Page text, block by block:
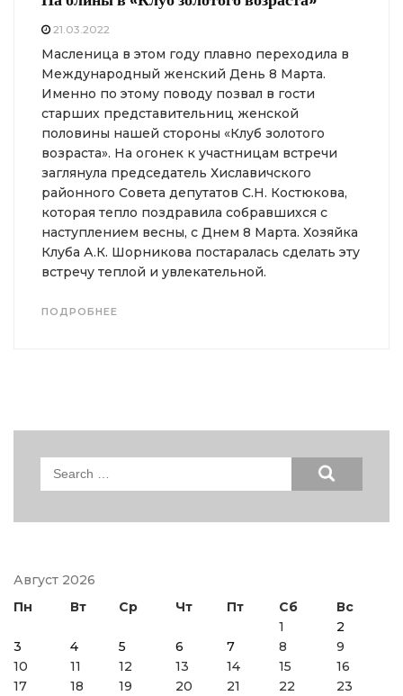
21.03.2022
Масленица в этом году плавно переходила в
Международный женский День 8 Марта.
Именно по этому поводу позвал в гости
старших представительниц женской
половины нашей стороны «Клуб золотого
возраста». На огонек к участницам встречи
заглянула председатель Хиславичского
районного Совета депутатов С.Н. Костюкова,
которая тепло поздравила собравшихся с
наступлением весны, с Днем 8 Марта. Хозяйка
Клуба А.К. Шорникова постаралась сделать эту
встречу теплой и увлекательной.
ПОДРОБНЕЕ
Search
Август 2026
Пн
Вт Ср Чт Пт Сб
Вс
1
2
3
4 5 6 7 8
9
10
11 12 13 14 15
16
17
18 19 20 21 22
23